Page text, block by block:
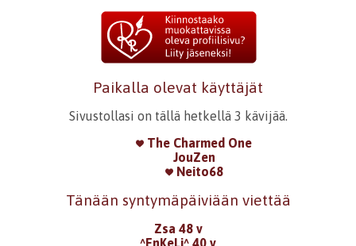
Paikalla olevat käyttäjät
Sivustollasi on tällä hetkellä 3 kävijää.
The Charmed One
JouZen
Neito68
Tänään syntymäpäiviään viettää
Zsa 48 v
^EnKeLi^ 40 v